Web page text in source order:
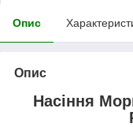
Опис
Опис
Насіння